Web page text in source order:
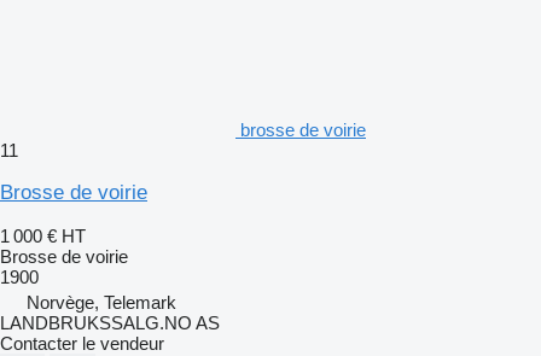
brosse de voirie
11
Brosse de voirie
1 000 € HT
Brosse de voirie
1900
Norvège, Telemark
LANDBRUKSSALG.NO AS
Contacter le vendeur